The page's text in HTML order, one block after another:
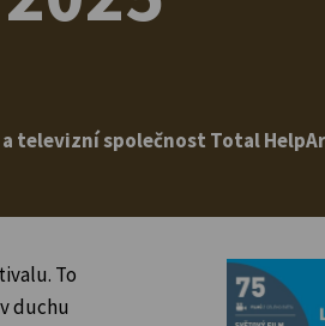
televizní společnost Total
To
duchu